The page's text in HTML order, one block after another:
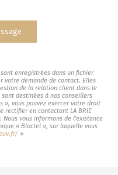
enregistrées dans un fichier
votre demande de contact. Elles
de la relation client dans le
destinées à nos conseillers
vous pouvez exercer votre droit
rectifier en contactant LA BRIE
Nous vous informons de l'existence
« Bloctel », sur laquelle vous
»